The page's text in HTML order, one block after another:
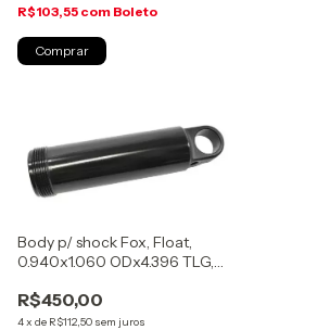
R$103,55 com Boleto
Body p/ shock Fox, Float,
0.940x1.060 ODx4.396 TLG,
R$450,00
4x de R$112,50 sem juros